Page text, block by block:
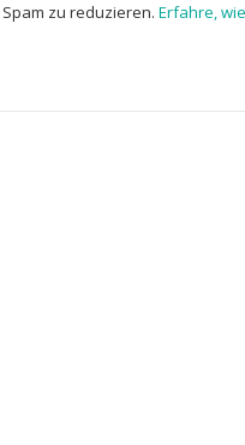
zu reduzieren. Erfahre,